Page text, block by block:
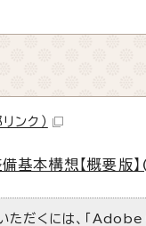
リンク）
整備基本構想【概
ただくには、「Adobe